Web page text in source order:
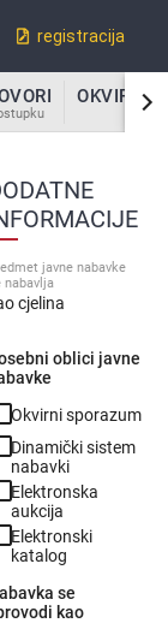
registracija
OKVIRNI
u
javne nabavke
nabavlja
cjelina
oblici javne
Okvirni sporazum
Dinamički sistem
nabavki
Elektronska
aukcija
Elektronski
katalog
se
kao